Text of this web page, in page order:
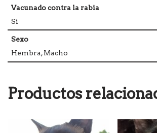
Vacunado contra la rabia
Si
Sexo
Hembra, Macho
Productos